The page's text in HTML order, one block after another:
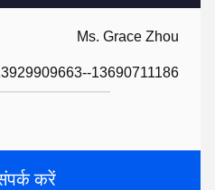
Ms. Grace Zhou
13690711186
करें